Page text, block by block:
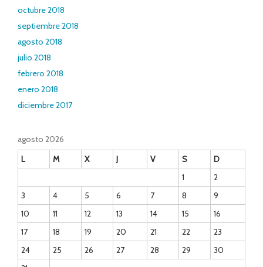
octubre 2018
septiembre 2018
agosto 2018
julio 2018
febrero 2018
enero 2018
diciembre 2017
agosto 2026
L
M X J V S
D
1
2
3
4 5 6 7 8
9
10
11 12 13 14 15
16
17
18 19 20 21 22
23
24
25 26 27 28 29
30